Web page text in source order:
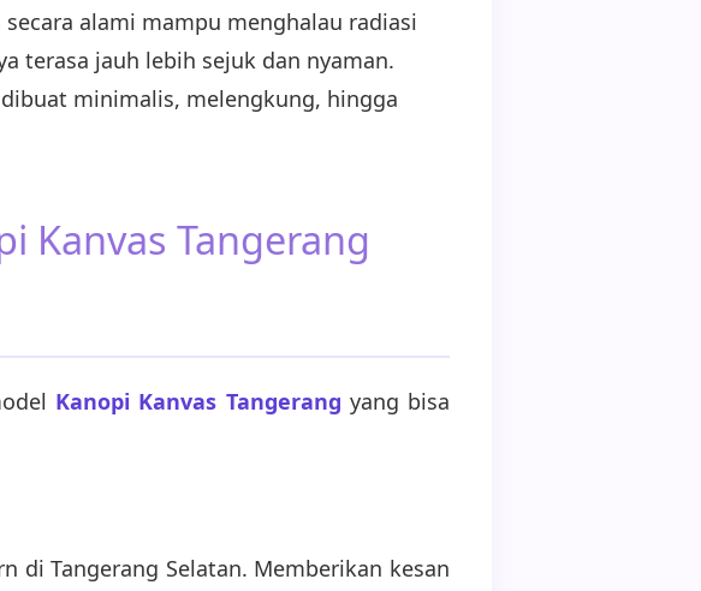
alami mampu menghalau radiasi
terasa jauh lebih sejuk dan nyaman.
dibuat minimalis, melengkung, hingga
Kanvas Tangerang
Kanopi Kanvas Tangerang yang bisa
di Tangerang Selatan. Memberikan kesan